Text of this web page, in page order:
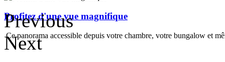
Profitez d'une vue magnifique
Ce panorama accessible depuis votre chambre, votre bungalow et
Previous
Next